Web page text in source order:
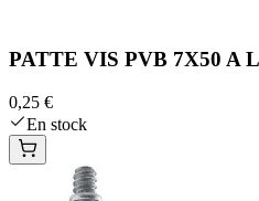
PATTE VIS PVB 7X50 A
0,25 €
En stock